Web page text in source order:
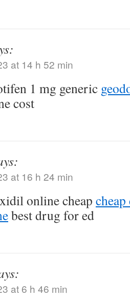
at 14 h 52 min
1 mg generic
cost
at 16 h 24 min
online cheap
best drug for ed
at 6 h 46 min